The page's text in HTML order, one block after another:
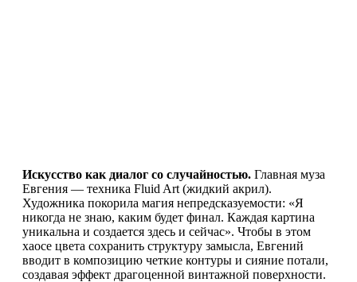
Искусство как диалог со случайностью. Главная муза
Евгения — техника Fluid Art (жидкий акрил).
Художника покорила магия непредсказуемости: «Я
никогда не знаю, каким будет финал. Каждая картина
уникальна и создается здесь и сейчас». Чтобы в этом
хаосе цвета сохранить структуру замысла, Евгений
вводит в композицию четкие контуры и сияние потали,
создавая эффект драгоценной винтажной поверхности.